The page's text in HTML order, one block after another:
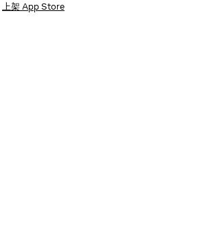
上架 App Store